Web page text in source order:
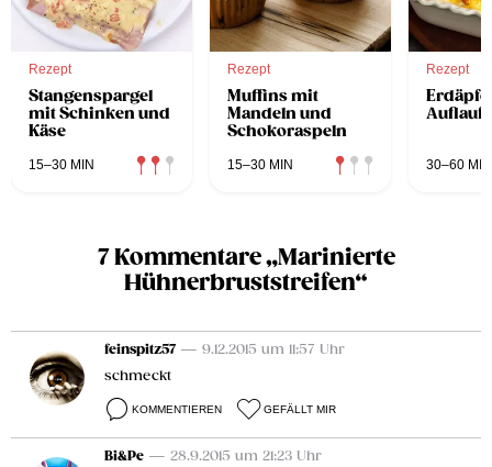
Rezept
Stangenspargel
mit Schinken und
Käse
15–30 MIN
Rezept
Muffins mit
Mandeln und
Schokoraspeln
15–30 MIN
Rezept
Auflauf
30–60 MIN
7 Kommentare „Marinierte
Hühnerbruststreifen“
feinspitz57 — 9.12.2015 um 11:57 Uhr
schmeckt
KOMMENTIEREN GEFÄLLT MIR
Bi&Pe — 28.9.2015 um 21:23 Uhr